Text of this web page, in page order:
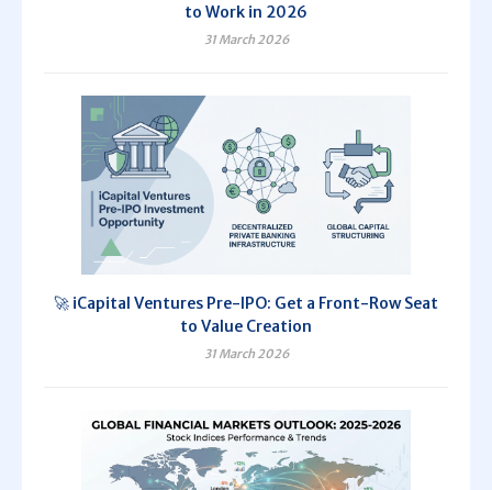
to Work in 2026
31 March 2026
🚀 iCapital Ventures Pre-IPO: Get a Front-Row Seat
to Value Creation
31 March 2026